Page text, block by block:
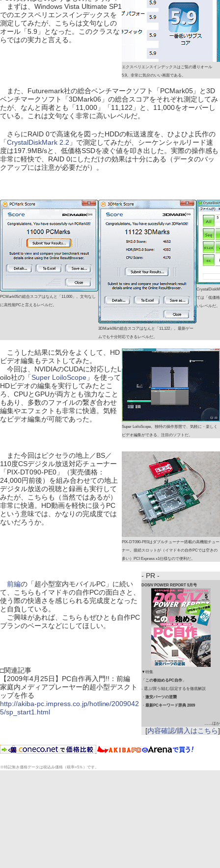
エクスペリエンスインデックスはご覧の通りオール
5.9。非常に気分のいい画面である。
まずは、Windows Vista Ultimate SP1
でのエクスペリエンスインデックスを
測定してみたが、こちらは文句なしの
オール「5.9」となった。このクラスな
らではの実力と言える。
また、Futuremark社の総合ベンチマークソフト「PCMark05」と3D
ベンチマークソフト「3DMark06」の総合スコアをそれぞれ測定してみ
たが、なんと両者とも「11,000」「11,122」と、11,000をオーバーし
ている。これは文句なく非常に高いレベルだ。
さらにRAID 0で高速化を図ったHDDの転送速度を、ひよひよ氏作の
「CrystalDiskMark 2.2 」で測定してみたが、シーケンシャルリード速
度は197.9MB/sと、低価格SSDを凌ぐ値を叩き出した。実際の操作感も
非常に軽快で、RAID 0にしただけの効果は十分にある（データのバッ
クアップには注意が必要だが）。
PCMark05の総合スコアはなんと「11,000」。文句なし
に高性能PCと言えるレベルだ。
3DMark06の総合スコアはなんと「11,122」。最新ゲー
ムでも十分対応できるレベルだ。
ては「低価
いレベルだ。
Super LoiloScope。独特の操作形態で、気軽に・楽しく
ビデオ編集ができる、注目のソフトだ。
こうした結果に気分をよくして、HD
ビデオ編集もテストしてみた。
今回は、NVIDIAのCUDAに対応したL
oilo社の「Super LoiloScope」を使って
HDビデオの編集を実行してみたとこ
ろ、CPUとGPUが両方とも強力なこと
もあり、多数のファイルの繋ぎ合わせ
編集やエフェクトも非常に快適。気軽
なビデオ編集が可能であった。
PIX-DT090-PE0はダブルチューナー搭載の高機能チュー
ナー。接続スロットが（イマドキの自作PCでは空きの
多い）PCI Express x1仕様なので便利だ。
また今回はピクセラの地上／BS／
110度CSデジタル放送対応チューナー
「PIX-DT090-PE0」（実売価格：
24,000円前後）を組み合わせての地上
デジタル放送の視聴と録画も実行して
みたが、こちらも（当然ではあるが）
非常に快適。HD動画を軽快に扱うPC
という意味では、かなりの完成度では
ないだろうか。
- PR -
DOS/V POWER REPORT 5月号
▼特集
「 この春始めるPC自作」
- 選ぶ/買う/組む/設定するを徹底解説
・ 激安パーツの逆襲
・ 最新PCキーワード辞典 2009
……ほか
[内容確認/購入はこちら]
前編の「超小型室内モバイルPC」に続い
て、こちらもイマドキの自作PCの面白さと、
使う際の快適さを感じられる完成度となった
と自負している。
ご興味があれば、こちらもぜひとも自作PC
プランのベースなどにしてほしい。
□関連記事
【2009年4月25日】PC自作再入門!!：前編
家庭内メディアプレーヤー的超小型デスクト
ップを作る
http://akiba-pc.impress.co.jp/hotline/2009042
5/sp_start1.html
※特記無き価格データは税込み価格（税率=5％）です。